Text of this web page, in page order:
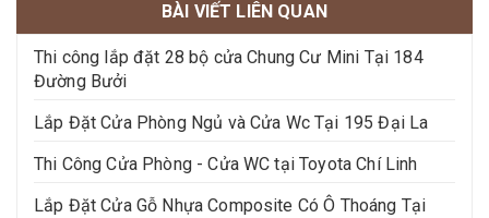
BÀI VIẾT LIÊN QUAN
Thi công lắp đặt 28 bộ cửa Chung Cư Mini Tại 184
Đường Bưởi
Lắp Đặt Cửa Phòng Ngủ và Cửa Wc Tại 195 Đại La
Thi Công Cửa Phòng - Cửa WC tại Toyota Chí Linh
Lắp Đặt Cửa Gỗ Nhựa Composite Có Ô Thoáng Tại